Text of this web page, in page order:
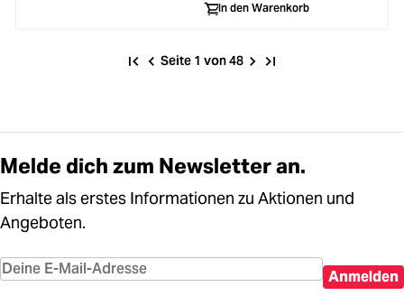
In den Warenkorb
Seite 1 von 48
Melde dich zum Newsletter an.
Erhalte als erstes Informationen zu Aktionen und
Angeboten.
Anmelden